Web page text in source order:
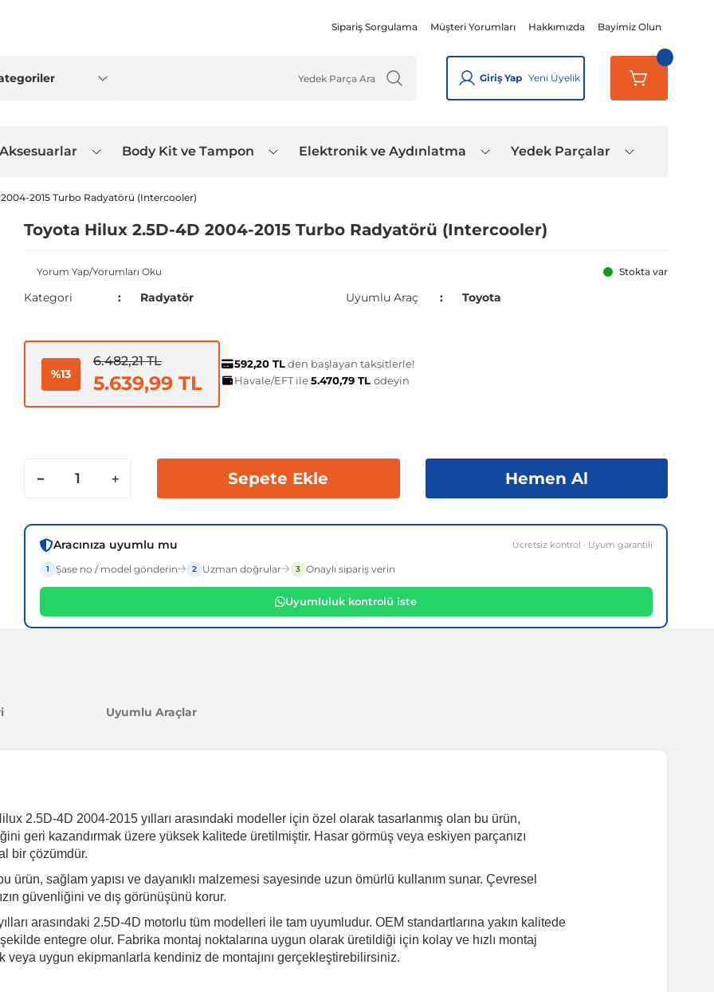
Sipariş Sorgulama Müşteri Yorumları Hakkımızda Bayimiz Olun
Giriş Yap Yeni Üyelik
Aksesuarlar Body Kit ve Tampon Elektronik ve Aydınlatma Yedek Parçalar
2015 Turbo Radyatörü (Intercooler)
Toyota Hilux 2.5D-4D 2004-2015 Turbo Radyatörü (Intercooler)
Yorum Yap/Yorumları Oku Stokta var
Kategori Radyatör Uyumlu Araç Toyota
%13
6.482,21 TL
5.639,99 TL
592,20 TLden başlayan taksitlerle!
Havale/EFT ile5.470,79 TL ödeyin
Sepete Ekle Hemen Al
Aracınıza uyumlu mu Ücretsiz kontrol · Uyum garantili
1 Şase no / model gönderin 2 Uzman doğrular 3 Onaylı sipariş verin
Uyumluluk kontrolü iste
Uyumlu Araçlar
2.5D-4D 2004-2015 yılları arasındaki modeller için özel olarak tasarlanmış olan bu ürün,
geri kazandırmak üzere yüksek kalitede üretilmiştir. Hasar görmüş veya eskiyen parçanızı
bir çözümdür.
sağlam yapısı ve dayanıklı malzemesi sayesinde uzun ömürlü kullanım sunar. Çevresel
güvenliğini ve dış görünüşünü korur.
arasındaki 2.5D-4D motorlu tüm modelleri ile tam uyumludur. OEM standartlarına yakın kalitede
entegre olur. Fabrika montaj noktalarına uygun olarak üretildiği için kolay ve hızlı montaj
veya uygun ekipmanlarla kendiniz de montajını gerçekleştirebilirsiniz.